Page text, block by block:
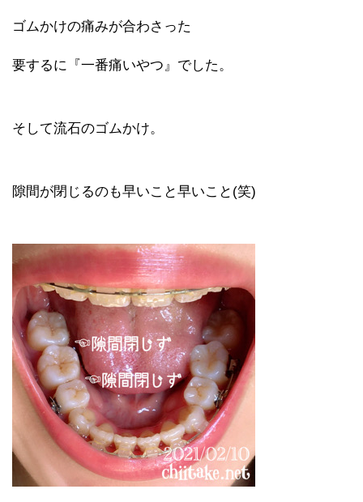
ゴムかけの痛みが合わさった
要するに『一番痛いやつ』でした。
そして流石のゴムかけ。
隙間が閉じるのも早いこと早いこと(笑)